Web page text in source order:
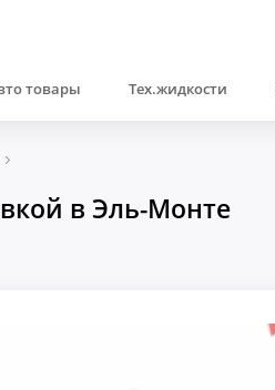
товары Тех.жидкости
в Эль-Монте